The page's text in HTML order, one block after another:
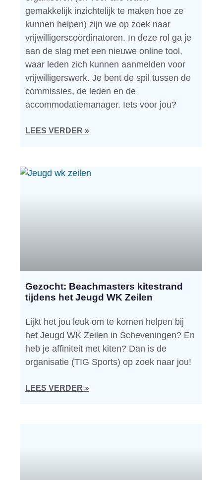
gemakkelijk inzichtelijk te maken hoe ze
kunnen helpen) zijn we op zoek naar
vrijwilligerscoördinatoren. In deze rol ga je
aan de slag met een nieuwe online tool,
waar leden zich kunnen aanmelden voor
vrijwilligerswerk. Je bent de spil tussen de
commissies, de leden en de
accommodatiemanager. Iets voor jou?
LEES VERDER »
Gezocht: Beachmasters kitestrand
tijdens het Jeugd WK Zeilen
Lijkt het jou leuk om te komen helpen bij
het Jeugd WK Zeilen in Scheveningen? En
heb je affiniteit met kiten? Dan is de
organisatie (TIG Sports) op zoek naar jou!
LEES VERDER »